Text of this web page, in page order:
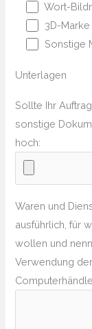
Wort-
3D-Marke
Sonstige
Unterlagen
Sollte Ihr
sonstige
hoch:
Waren und
ausführlich, für
wollen und
Verwendung